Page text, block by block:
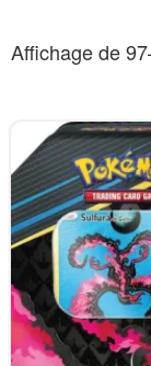
Affichage de